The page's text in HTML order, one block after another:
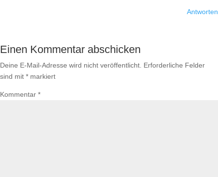
Antworten
Einen Kommentar abschicken
Deine E-Mail-Adresse wird nicht veröffentlicht. Erforderliche Felder
sind mit * markiert
Kommentar *